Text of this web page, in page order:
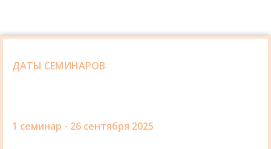
ДАТЫ СЕМИНАРОВ
1 семинар - 26 сентября 2025